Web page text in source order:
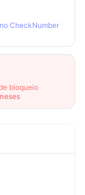
CheckNumber
bloqueio